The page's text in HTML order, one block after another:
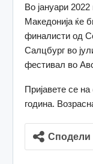
Во јануари
Македонија ќе
финалисти од
Салцбург во
фестивал во
Пријавете се на
година.
Сподели